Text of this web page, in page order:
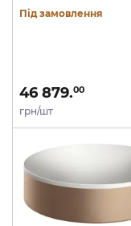
Під замовлення
46 879.00
грн/шт